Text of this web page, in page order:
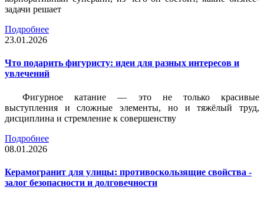
задачи решает
Подробнее
23.01.2026
Что подарить фигуристу: идеи для разных интересов и
увлечений
Фигурное катание — это не только красивые
выступления и сложные элементы, но и тяжёлый труд,
дисциплина и стремление к совершенству
Подробнее
08.01.2026
Керамогранит для улицы: противоскользящие свойства -
залог безопасности и долговечности